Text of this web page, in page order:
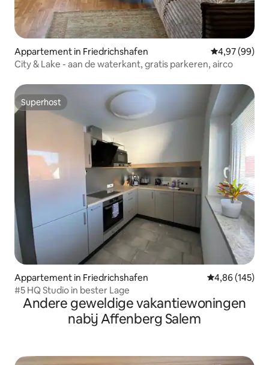
Appartement in Friedrichshafen Gemiddelde
4,97 (99)
City & Lake - aan de waterkant, gratis parkeren, airco
Superhost
Superhost
Appartement in Friedrichshafen Gemiddelde
4,86 (145)
#5 HQ Studio in bester Lage
Andere geweldige vakantiewoningen
nabij Affenberg Salem